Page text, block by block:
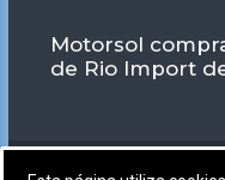
Motorsol
de Rio Import